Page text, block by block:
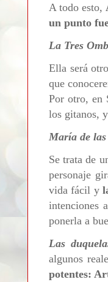
A todo esto,
un punto
La Tres
Ella será
que
Por otro, en
los gitanos,
María de
Se trata de
personaje
vida fácil y
intenciones
ponerla a
Las
algunos
potentes: